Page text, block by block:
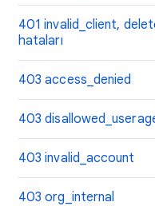
401 invalid_client,
hataları
403 access_denied
403
403 invalid_account
403 org_internal